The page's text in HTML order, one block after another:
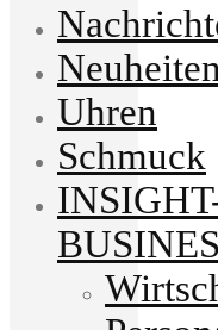
Neuheiten
Uhren
Schmuck